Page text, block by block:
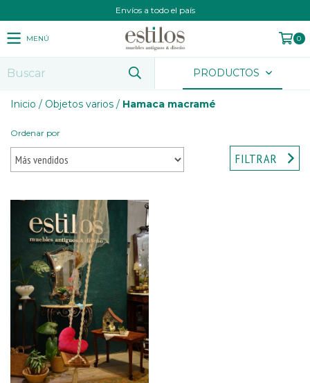
Envíos a todo el país
MENÚ 0
PRODUCTOS
Inicio / Objetos varios / Hamaca macramé
Ordenar por
FILTRAR